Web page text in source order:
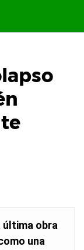
última obra
una